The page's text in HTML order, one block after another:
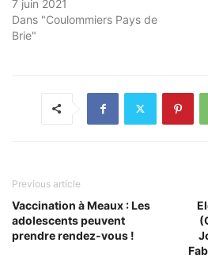
7 juin 2021
Dans "Coulommiers Pays de
Brie"
Previous article
Vaccination à Meaux : Les
adolescents peuvent
prendre rendez-vous !